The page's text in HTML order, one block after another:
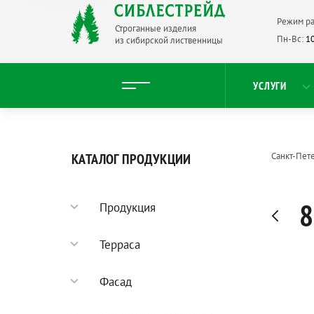
Строганные изделия
из сибирской лиственницы
УСЛУГИ
Режим
Пн-Вс:
КАТАЛОГ ПРОДУКЦИИ
Продукция
Садовый паркет
Терраса
Террасная доска
Фасад
Санкт-